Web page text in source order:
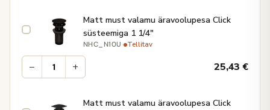
Matt must valamu äravoolupesa Click
süsteemiga 1 1/4"
NHC_N10U · Tellitav
− + 25,43€
Matt must valamu äravoolupesa Click